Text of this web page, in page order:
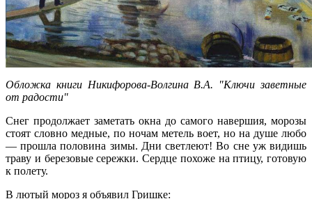
Обложка книги Никифорова-Волгина В.А. "Ключи заветные
от радости"
Снег продолжает заметать окна до самого навершия, морозы
стоят словно медные, по ночам метель воет, но на душе любо
— прошла половина зимы. Дни светлеют! Во сне уж видишь
траву и березовые сережки. Сердце похоже на птицу, готовую
к полету.
В лютый мороз я объявил Гришке: